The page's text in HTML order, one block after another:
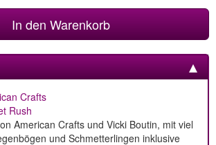
In den Warenkorb
Crafts
Rush
American Crafts und Vicki Boutin, mit viel
und Schmetterlingen inklusive